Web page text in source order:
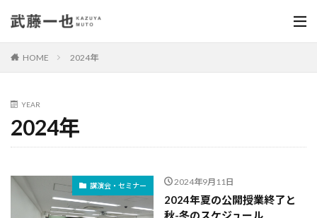
HOME 2024年
YEAR
2024年
講演会・セミナー 2024年9月11日
2024年夏の公開授業終了と
秋-冬のスケジュール